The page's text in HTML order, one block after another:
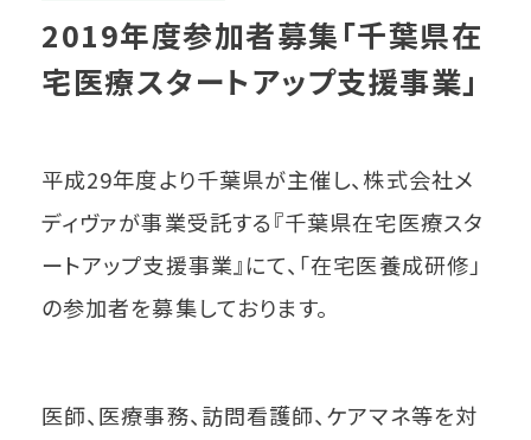
2019年度参加者募集「千葉県在
宅医療スタートアップ支援事業」
平成29年度より千葉県が主催し、株式会社メ
ディヴァが事業受託する『千葉県在宅医療スタ
ートアップ支援事業』にて、「在宅医養成研修」
の参加者を募集しております。
医師、医療事務、訪問看護師、ケアマネ等を対